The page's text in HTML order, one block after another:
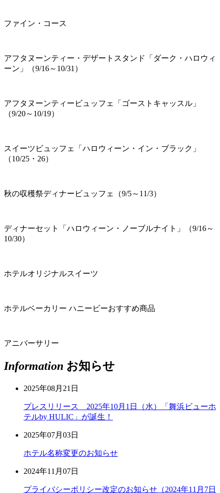
ファイン・コース
アフタヌーンティー・デザートスタンド「ダーク・ハロウィ
ーン」（9/16～10/31）
アフタヌーンティービュッフェ「ゴーストキャッスル」
（9/20～10/19）
スイーツビュッフェ「ハロウィーン・イン・ブラック」
（10/25・26）
秋の収穫祭ディナービュッフェ（9/5～11/3）
ディナーセット「ハロウィーン・ノーブルナイト」（9/16～
10/30）
ホテルオリジナルスイーツ
ホテルベーカリー ハニービーおすすめ商品
アニバーサリー
Information お知らせ
2025年08月21日
プレスリリース 2025年10月1日（水）「舞浜ビューホ
テルby HULIC」が誕生！
2025年07月03日
ホテル名称変更のお知らせ
2024年11月07日
プライバシーポリシー改定のお知らせ（2024年11月7日